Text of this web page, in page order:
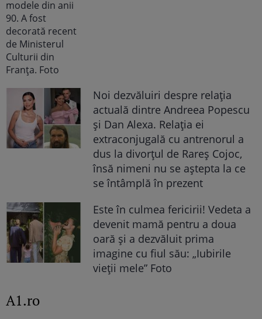
Noi dezvăluiri despre relația
actuală dintre Andreea Popescu
și Dan Alexa. Relația ei
extraconjugală cu antrenorul a
dus la divorțul de Rareș Cojoc,
însă nimeni nu se aștepta la ce
se întâmplă în prezent
Este în culmea fericirii! Vedeta a
devenit mamă pentru a doua
oară și a dezvăluit prima
imagine cu fiul său: „Iubirile
vieții mele” Foto
A1.ro